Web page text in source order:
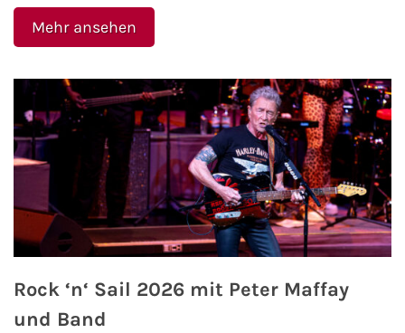
Reiseversicherungen
Kreuzfahrt-Themen
Kreuzfahrt buchen
Mehr ansehen
Rock ‘n‘ Sail 2026 mit Peter Maffay
und Band